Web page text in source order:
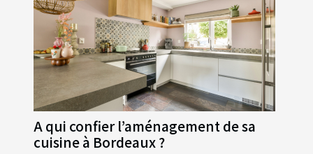
A qui confier l’aménagement de sa
cuisine à Bordeaux ?